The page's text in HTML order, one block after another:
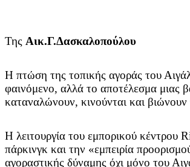
Της Αικ.Γ.Δασκαλοπούλου
Η πτώση της τοπικής αγοράς του
φαινόμενο, αλλά το αποτέλεσμα μιας
καταναλώνουν, κινούνται και
Η λειτουργία του εμπορικού κέντρου
πάρκινγκ και την «εμπειρία
αγοραστικής δύναμης όχι μόνο του